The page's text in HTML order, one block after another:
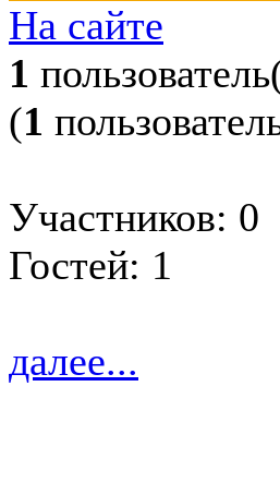
На сайте
1
(1
Участников: 0
Гостей: 1
далее...